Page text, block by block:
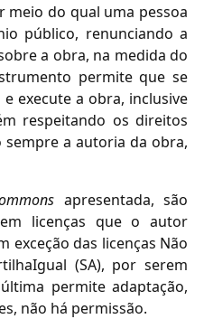
do qual uma pessoa
público, renunciando a
a obra, na medida do
permite que se
execute a obra, inclusive
respeitando os direitos
a autoria da obra,
apresentada, são
licenças que o autor
exceção das licenças Não
(SA), por serem
permite adaptação,
não há permissão.